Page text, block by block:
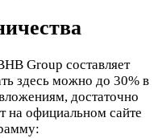
Group составляет
здесь можно до 30% в
достаточно
на официальном сайте